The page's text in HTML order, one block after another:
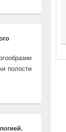
полости